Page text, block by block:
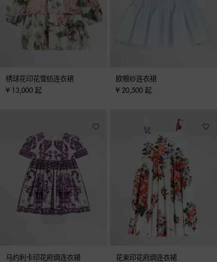
绣球花印花雪纺连衣裙
¥ 13,000 起
欧根纱连衣裙
¥ 20,500 起
马约利卡印花府绸连衣裙
花束印花府绸连衣裙